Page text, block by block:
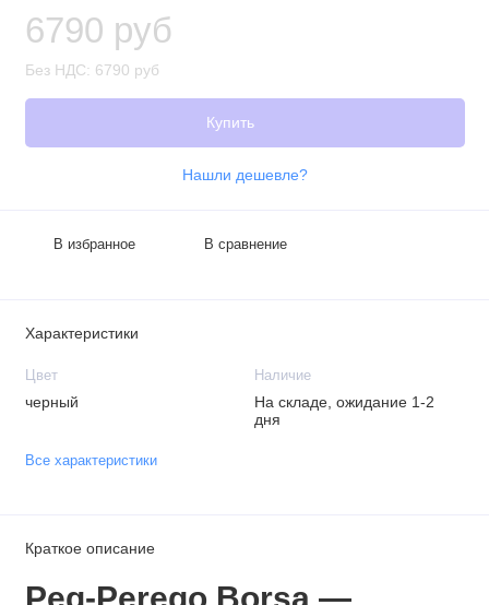
6790 руб
Без НДС: 6790 руб
Купить
Нашли дешевле?
В избранное В сравнение
Характеристики
Цвет
черный
Наличие
На складе, ожидание 1-2
дня
Все характеристики
Краткое описание